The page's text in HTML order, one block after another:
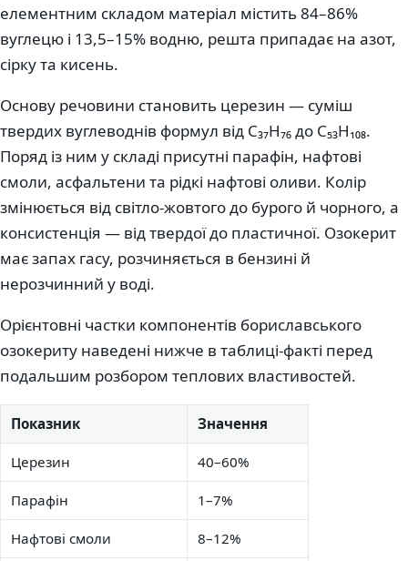
елементним складом матеріал містить 84–86%
вуглецю і 13,5–15% водню, решта припадає на азот,
сірку та кисень.
Основу речовини становить церезин — суміш
твердих вуглеводнів формул від C₃₇H₇₆ до C₅₃H₁₀₈.
Поряд із ним у складі присутні парафін, нафтові
смоли, асфальтени та рідкі нафтові оливи. Колір
змінюється від світло-жовтого до бурого й чорного, а
консистенція — від твердої до пластичної. Озокерит
має запах гасу, розчиняється в бензині й
нерозчинний у воді.
Орієнтовні частки компонентів бориславського
озокериту наведені нижче в таблиці-факті перед
подальшим розбором теплових властивостей.
Показник Значення
Церезин 40–60%
Парафін 1–7%
Нафтові смоли 8–12%